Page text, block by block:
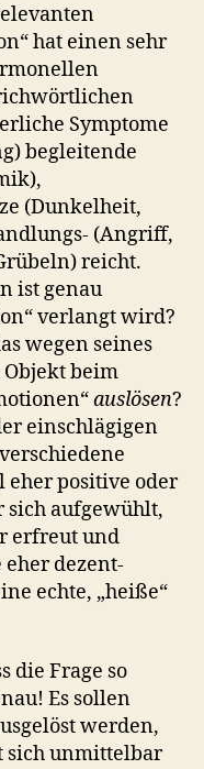
hat einen sehr
Symptome
begleitende
(Dunkelheit,
(Angriff,
reicht.
ist genau
verlangt wird?
wegen seines
beim
auslösen?
einschlägigen
eher positive oder
sich aufgewühlt,
erfreut und
dezent-
echte, „heiße“
die Frage so
Es sollen
werden,
sich unmittelbar